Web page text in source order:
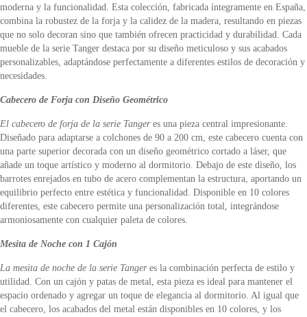
moderna y la funcionalidad. Esta colección, fabricada íntegramente en España,
combina la robustez de la forja y la calidez de la madera, resultando en piezas
que no solo decoran sino que también ofrecen practicidad y durabilidad. Cada
mueble de la serie Tanger destaca por su diseño meticuloso y sus acabados
personalizables, adaptándose perfectamente a diferentes estilos de decoración y
necesidades.
Cabecero de Forja con Diseño Geométrico
El cabecero de forja de la serie Tangeres una pieza central impresionante.
Diseñado para adaptarse a colchones de 90 a 200 cm, este cabecero cuenta con
una parte superior decorada con un diseño geométrico cortado a láser, que
añade un toque artístico y moderno al dormitorio. Debajo de este diseño, los
barrotes enrejados en tubo de acero complementan la estructura, aportando un
equilibrio perfecto entre estética y funcionalidad. Disponible en 10 colores
diferentes, este cabecero permite una personalización total, integrándose
armoniosamente con cualquier paleta de colores.
Mesita de Noche con 1 Cajón
La mesita de noche de la serie Tangeres la combinación perfecta de estilo y
utilidad. Con un cajón y patas de metal, esta pieza es ideal para mantener el
espacio ordenado y agregar un toque de elegancia al dormitorio. Al igual que
el cabecero, los acabados del metal están disponibles en 10 colores, y los